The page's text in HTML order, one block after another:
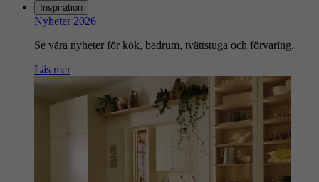
Inspiration
Nyheter 2026
Se våra nyheter för kök, badrum, tvättstuga och förvaring.
Läs mer